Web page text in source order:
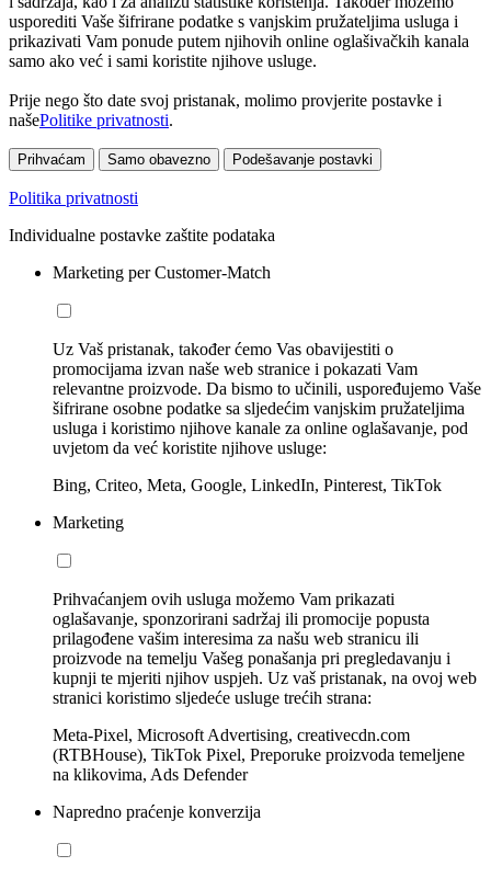
usporediti Vaše šifrirane podatke s vanjskim pružateljima usluga i
prikazivati Vam ponude putem njihovih online oglašivačkih kanala
samo ako već i sami koristite njihove usluge.
Prije nego što date svoj pristanak, molimo provjerite postavke i
našePolitike privatnosti.
Prihvaćam Samo obavezno Podešavanje postavki
Politika privatnosti
Individualne postavke zaštite podataka
Marketing per Customer-Match
Uz Vaš pristanak, također ćemo Vas obavijestiti o
promocijama izvan naše web stranice i pokazati Vam
relevantne proizvode. Da bismo to učinili, uspoređujemo Vaše
šifrirane osobne podatke sa sljedećim vanjskim pružateljima
usluga i koristimo njihove kanale za online oglašavanje, pod
uvjetom da već koristite njihove usluge:
Bing, Criteo, Meta, Google, LinkedIn, Pinterest, TikTok
Marketing
Prihvaćanjem ovih usluga možemo Vam prikazati
oglašavanje, sponzorirani sadržaj ili promocije popusta
prilagođene vašim interesima za našu web stranicu ili
proizvode na temelju Vašeg ponašanja pri pregledavanju i
kupnji te mjeriti njihov uspjeh. Uz vaš pristanak, na ovoj web
stranici koristimo sljedeće usluge trećih strana:
Meta-Pixel, Microsoft Advertising, creativecdn.com
(RTBHouse), TikTok Pixel, Preporuke proizvoda temeljene
na klikovima, Ads Defender
Napredno praćenje konverzija